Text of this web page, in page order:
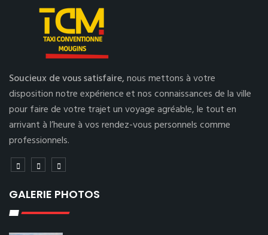
Soucieux de vous satisfaire,nous mettons à votre
disposition notre expérience et nos connaissances de la ville
pour faire de votre trajet un voyage agréable, le tout en
arrivant à l’heure à vos rendez-vous personnels comme
professionnels.
GALERIE PHOTOS